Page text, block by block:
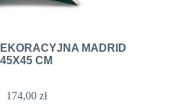
MADRID
45X45 CM
174,00 zł